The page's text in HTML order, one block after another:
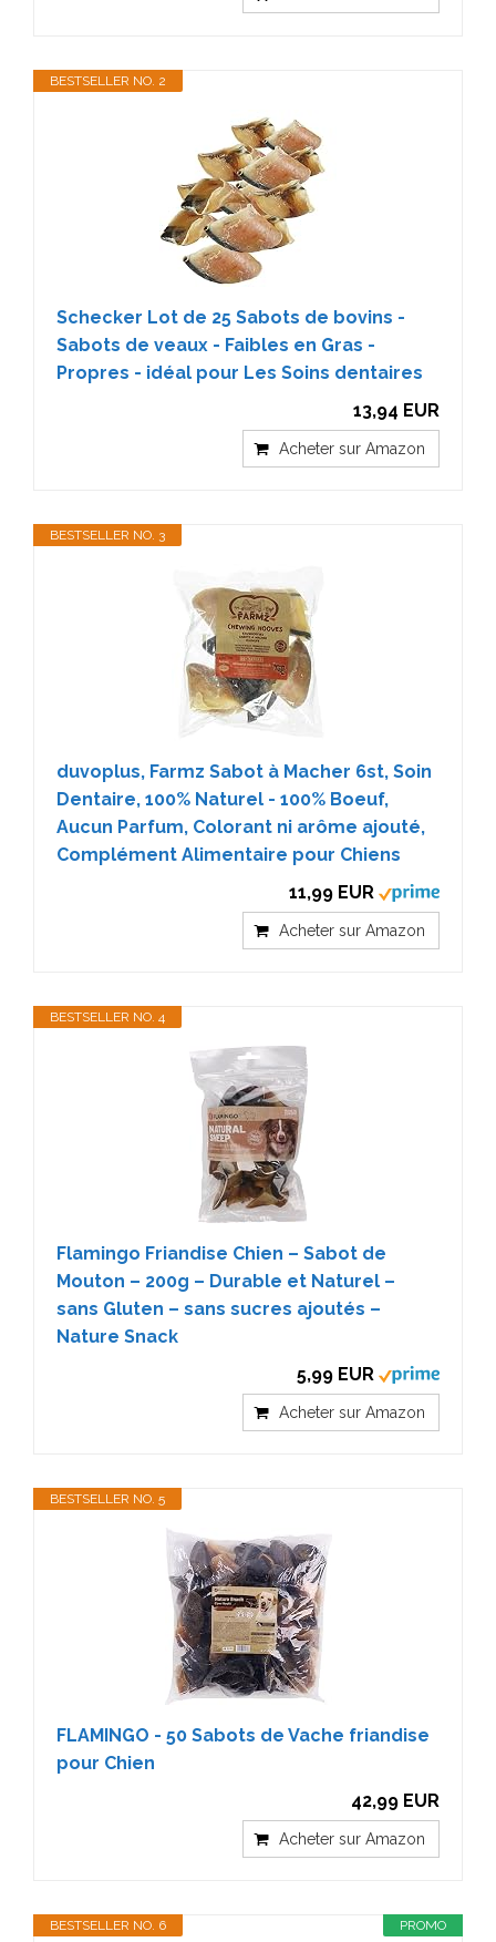
BESTSELLER NO. 2
Schecker Lot de 25 Sabots de bovins -
Sabots de veaux - Faibles en Gras -
Propres - idéal pour Les Soins dentaires
13,94 EUR
Acheter sur Amazon
BESTSELLER NO. 3
duvoplus, Farmz Sabot à Macher 6st, Soin
Dentaire, 100% Naturel - 100% Boeuf,
Aucun Parfum, Colorant ni arôme ajouté,
Complément Alimentaire pour Chiens
11,99 EUR
Acheter sur Amazon
BESTSELLER NO. 4
Flamingo Friandise Chien – Sabot de
Mouton – 200g – Durable et Naturel –
sans Gluten – sans sucres ajoutés –
Nature Snack
5,99 EUR
Acheter sur Amazon
BESTSELLER NO. 5
FLAMINGO - 50 Sabots de Vache friandise
pour Chien
42,99 EUR
Acheter sur Amazon
PROMO
BESTSELLER NO. 6